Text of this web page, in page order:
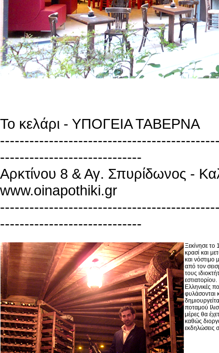
Το κελάρι - ΥΠΟΓΕΙΑ ΤΑΒΕΡΝΑ
-----------------------------
Αρκτίνου 8 & Αγ. Σπυρίδωνος -
www.oinapothiki.gr
-----------------------------
Ξεκίνησε το
κρασί και
και νόστιμο
από τον
τους
Ελληνικές
φυλάσονται
ποταμού
μέρες θα
καθώς
εκδηλώσεις